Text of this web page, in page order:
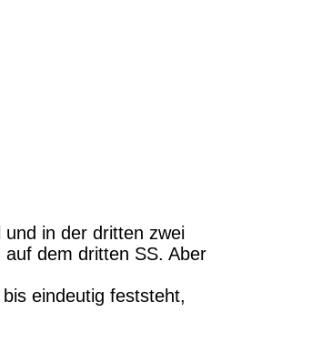
in der dritten zwei
dem dritten SS. Aber
eindeutig feststeht,